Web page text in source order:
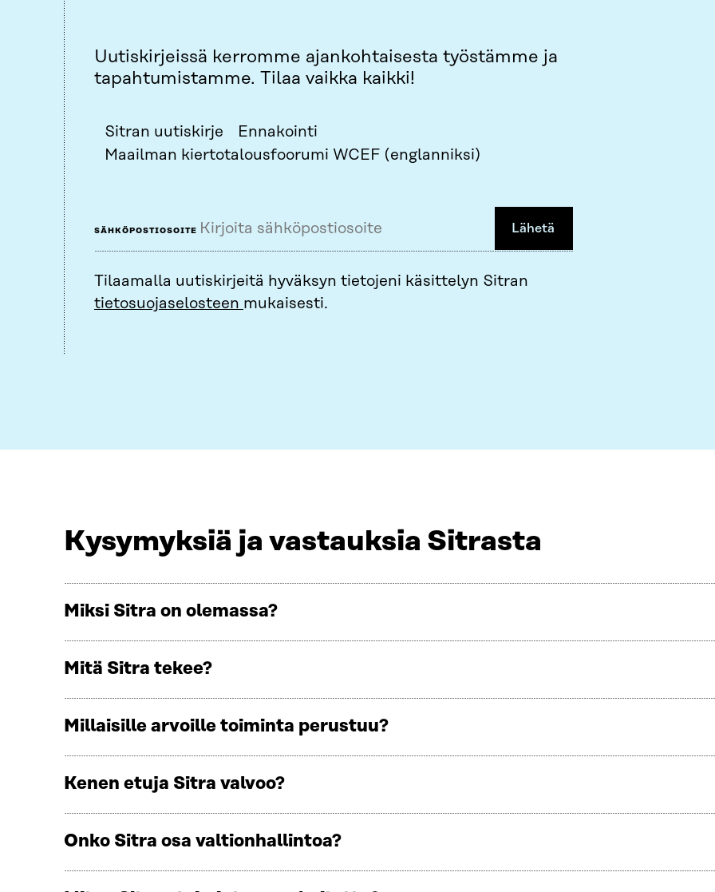
Uutiskirjeissä kerromme ajankohtaisesta työstämme ja
tapahtumistamme. Tilaa vaikka kaikki!
Sitran uutiskirje
Ennakointi
Maailman kiertotalousfoorumi WCEF (englanniksi)
SÄHKÖPOSTIOSOITE Lähetä
Tilaamalla uutiskirjeitä hyväksyn tietojeni käsittelyn Sitran
tietosuojaselosteen mukaisesti.
Kysymyksiä ja vastauksia Sitrasta
Miksi Sitra on olemassa?
Mitä Sitra tekee?
Millaisille arvoille toiminta perustuu?
Kenen etuja Sitra valvoo?
Onko Sitra osa valtionhallintoa?